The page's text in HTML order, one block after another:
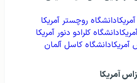
دانشگاه روچستر آمریکا
دانشگاه کلرادو دنور آمریکا
آمریکادانشگاه کاسل آلمان
آمریکا